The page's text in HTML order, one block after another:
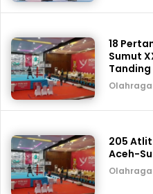
18
Sumut
Tanding
205 Atlit
Aceh-